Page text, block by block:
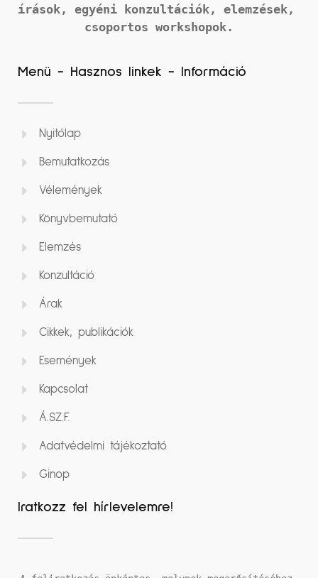
írások,
csoportos workshopok.
Menü - Hasznos linkek - Információ
Nyitólap
Bemutatkozás
Vélemények
Könyvbemutató
Elemzés
Konzultáció
Árak
Cikkek, publikációk
Események
Kapcsolat
Á.SZ.F.
Adatvédelmi tájékoztató
Ginop
Iratkozz fel hírlevelemre!